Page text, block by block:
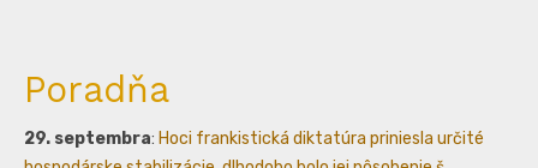
Poradňa
29. septembra: Hoci frankistická diktatúra priniesla určité